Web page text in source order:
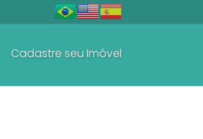
Cadastre seu Imóvel